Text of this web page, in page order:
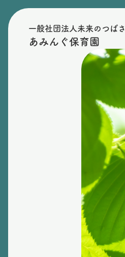
一般社団法人未来のつばさ
あみんぐ保育園